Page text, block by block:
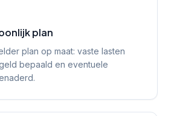
plan
plan op maat: vaste lasten
bepaald en eventuele